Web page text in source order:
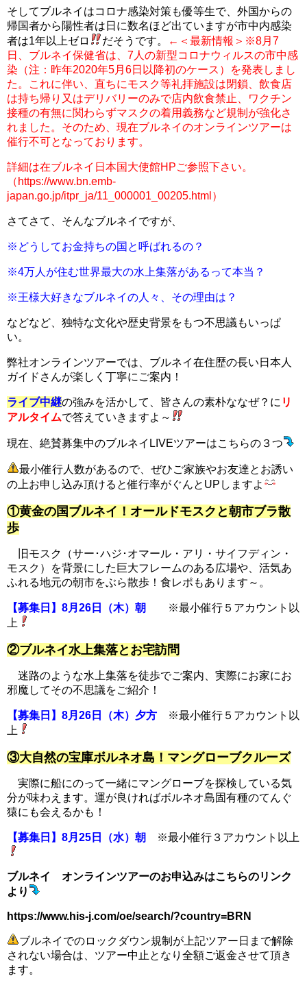
そしてブルネイはコロナ感染対策も優等生で、外国からの
帰国者から陽性者は日に数名ほど出ていますが市中内感染
者は1年以上ゼロ
だそうです。 ← ＜最新情報＞※8月7
日、ブルネイ保健省は、7人の新型コロナウィルスの市中感
染（注：昨年2020年5月6日以降初のケース）を発表しまし
た。これに伴い、直ちにモスク等礼拝施設は閉鎖、飲食店
は持ち帰り又はデリバリーのみで店内飲食禁止、ワクチン
接種の有無に関わらずマスクの着用義務など規制が強化さ
れました。そのため、現在ブルネイのオンラインツアーは
催行不可となっております。
詳細は在ブルネイ日本国大使館HPご参照下さい。
（https://www.bn.emb-
japan.go.jp/itpr_ja/11_000001_00205.html）
さてさて、そんなブルネイですが、
※どうしてお金持ちの国と呼ばれるの？
※4万人が住む世界最大の水上集落があるって本当？
※王様大好きなブルネイの人々、その理由は？
などなど、独特な文化や歴史背景をもつ不思議もいっぱ
い。
弊社オンラインツアーでは、ブルネイ在住歴の長い日本人
ガイドさんが楽しく丁寧にご案内！
ライブ中継の強みを活かして、皆さんの素朴ななぜ？に リ
アルタイムで答えていきますよ～
現在、絶賛募集中のブルネイLIVEツアーはこちらの３つ
最小催行人数があるので、ぜひご家族やお友達とお誘い
の上お申し込み頂けると催行率がぐんとUPしますよ
①黄金の国ブルネイ！オールドモスクと朝市ブラ散
歩
旧モスク（サー･ハジ･オマール・アリ・サイフディン・
モスク）を背景にした巨大フレームのある広場や、活気あ
ふれる地元の朝市をぶら散歩！食レポもあります～。
【募集日】8月26日（木）朝
※最小催行５アカウント以
上
②ブルネイ水上集落とお宅訪問
迷路のような水上集落を徒歩でご案内、実際にお家にお
邪魔してその不思議をご紹介！
【募集日】8月26日（木）夕方 ※最小催行５アカウント以
上
③大自然の宝庫ボルネオ島！マングローブクルーズ
実際に船にのって一緒にマングローブを探検している気
分が味わえます。運が良ければボルネオ島固有種のてんぐ
猿にも会えるかも！
【募集日】8月25日（水）朝 ※最小催行３アカウント以上
ブルネイ オンラインツアーのお申込みはこちらのリンク
より
https://www.his-j.com/oe/search/?country=BRN
ブルネイでのロックダウン規制が上記ツアー日まで解除
されない場合は、ツアー中止となり全額ご返金させて頂き
ます。